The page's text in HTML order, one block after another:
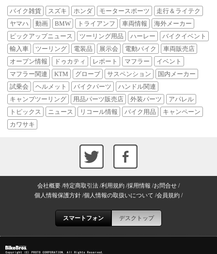
バイク雑貨 スズキ ホンダ モータースポーツ
走行＆ライテク
ヤマハ
動画 BMW トライアンフ 車両情報
海外メーカー
ピックアップニュース
ツーリング用品 ハーレー
バイクイベント
輸入車
ツーリング 電装品 展示会 電動バイク
車両販売店
オープン情報
ドゥカティ レポート マフラー
イベント
マフラー関連
KTM グローブ サスペンション
国内メーカー
試乗会
ヘルメット バイクパーツ
ハンドル関連
キャンプツーリング
用品パーツ販売店 外装パーツ
アパレル
トピックス
ニュース リコール情報 バイク用品
キャンペーン
カワサキ
会社概要 特定商取引法 利用規約 採用情報 お問合せ
個人情報保護方針 個人情報の取扱いについて 会員規約
スマートフォン デスクトップ